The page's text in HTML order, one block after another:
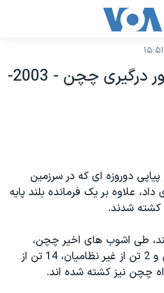
تلفات آخرين دور درگيری چچن - 2003-
دوروزه ای که در سرزمين
علاوه بر يک فرمانده بلند پايه
طی اشوب های اخير چچن،
علاوه بر 4 سرباز روسی و 2 تن از غير نظاميان، 14 تن از
چچن نيز کشته شده اند.